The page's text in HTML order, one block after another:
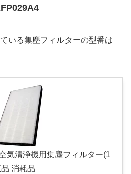
いる集塵フィルターの型番は
気清浄機用集塵フィルター(1
消耗品